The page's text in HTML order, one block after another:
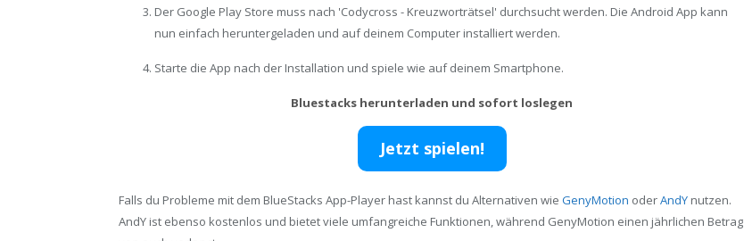
Der Google Play Store muss nach 'Codycross - Kreuzworträtsel' durchsucht werden. Die Android App kann
nun einfach heruntergeladen und auf deinem Computer installiert werden.
Starte die App nach der Installation und spiele wie auf deinem Smartphone.
Bluestacks herunterladen und sofort loslegen
Jetzt spielen!
Falls du Probleme mit dem BlueStacks App-Player hast kannst du Alternativen wie GenyMotion oderAndY nutzen.
AndY ist ebenso kostenlos und bietet viele umfangreiche Funktionen, während GenyMotion einen jährlichen Betrag